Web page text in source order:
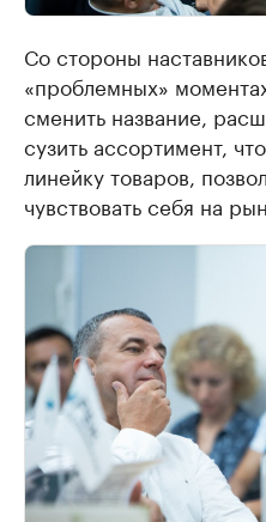
Со стороны
«проблемных»
сменить название,
сузить ассортимент,
линейку товаров,
чувствовать себя на